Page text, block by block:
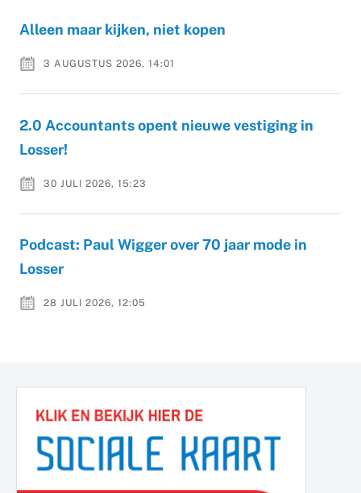
Alleen maar kijken, niet kopen
3 AUGUSTUS 2026, 14:01
2.0 Accountants opent nieuwe vestiging in
Losser!
30 JULI 2026, 15:23
Podcast: Paul Wigger over 70 jaar mode in
Losser
28 JULI 2026, 12:05